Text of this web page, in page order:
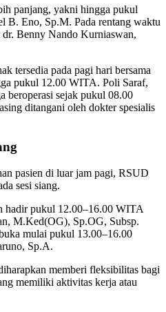
panjang, yakni hingga pukul
B. Eno, Sp.M. Pada rentang waktu
Benny Nando Kurniaswan,
tersedia pada pagi hari bersama
pukul 12.00 WITA. Poli Saraf,
beroperasi sejak pukul 08.00
ditangani oleh dokter spesialis
pasien di luar jam pagi, RSUD
sesi siang.
hadir pukul 12.00–16.00 WITA
M.Ked(OG), Sp.OG, Subsp.
mulai pukul 13.00–16.00
Sp.A.
memberi fleksibilitas bagi
memiliki aktivitas kerja atau